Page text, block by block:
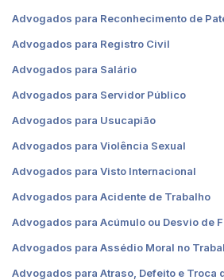
Advogados para Reconhecimento de
Advogados para Registro Civil
Advogados para Salário
Advogados para Servidor Público
Advogados para Usucapião
Advogados para Violência Sexual
Advogados para Visto Internacional
Advogados para Acidente de Trabalho
Advogados para Acúmulo ou Desvio de
Advogados para Assédio Moral no
Advogados para Atraso, Defeito e Troca